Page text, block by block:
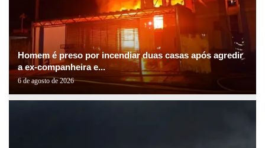
Homem é preso por incendiar duas casas após agredir
a ex-companheira e...
6 de agosto de 2026